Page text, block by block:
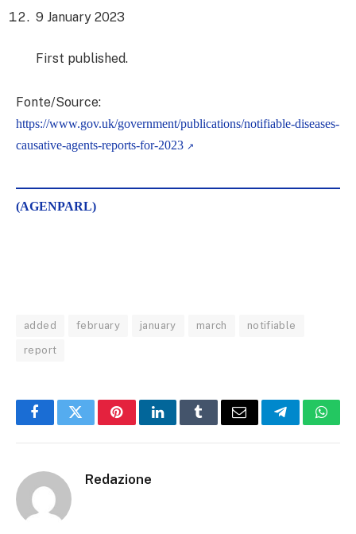
9 January 2023
First published.
Fonte/Source:
https://www.gov.uk/government/publications/notifiable-diseases-
causative-agents-reports-for-2023
(AGENPARL)
added february january march notifiable
report
FacebookTwitterPinterestLinkedInTumblrEmail Telegram
Redazione